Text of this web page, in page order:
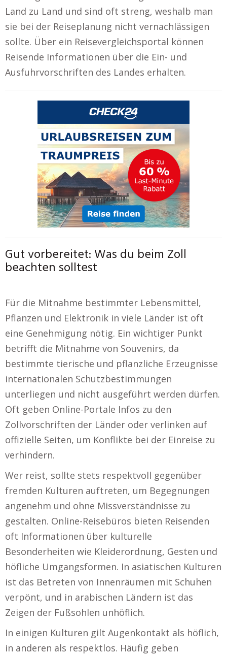
Land zu Land und sind oft streng, weshalb man
sie bei der Reiseplanung nicht vernachlässigen
sollte. Über ein Reisevergleichsportal können
Reisende Informationen über die Ein- und
Ausfuhrvorschriften des Landes erhalten.
Gut vorbereitet: Was du beim Zoll
beachten solltest
Für die Mitnahme bestimmter Lebensmittel,
Pflanzen und Elektronik in viele Länder ist oft
eine Genehmigung nötig. Ein wichtiger Punkt
betrifft die Mitnahme von Souvenirs, da
bestimmte tierische und pflanzliche Erzeugnisse
internationalen Schutzbestimmungen
unterliegen und nicht ausgeführt werden dürfen.
Oft geben Online-Portale Infos zu den
Zollvorschriften der Länder oder verlinken auf
offizielle Seiten, um Konflikte bei der Einreise zu
verhindern.
Wer reist, sollte stets respektvoll gegenüber
fremden Kulturen auftreten, um Begegnungen
angenehm und ohne Missverständnisse zu
gestalten. Online-Reisebüros bieten Reisenden
oft Informationen über kulturelle
Besonderheiten wie Kleiderordnung, Gesten und
höfliche Umgangsformen. In asiatischen Kulturen
ist das Betreten von Innenräumen mit Schuhen
verpönt, und in arabischen Ländern ist das
Zeigen der Fußsohlen unhöflich.
In einigen Kulturen gilt Augenkontakt als höflich,
in anderen als respektlos. Häufig geben